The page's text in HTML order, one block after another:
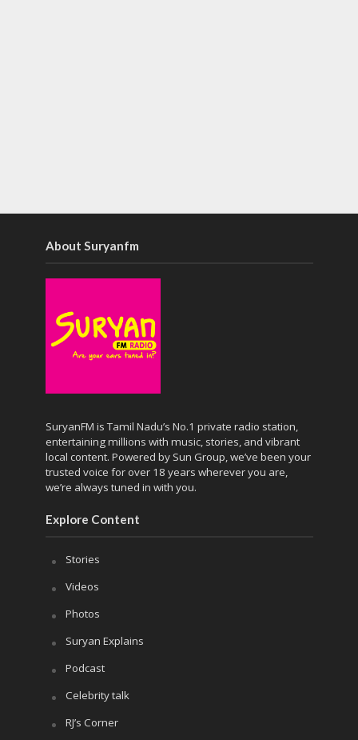
About Suryanfm
SuryanFM is Tamil Nadu’s No.1 private radio station,
entertaining millions with music, stories, and vibrant
local content. Powered by Sun Group, we’ve been your
trusted voice for over 18 years wherever you are,
we’re always tuned in with you.
Explore Content
Stories
Videos
Photos
Suryan Explains
Podcast
Celebrity talk
RJ’s Corner